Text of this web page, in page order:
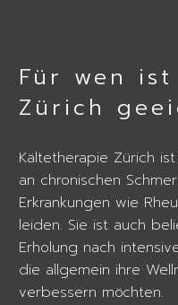
Für wen
Zürich
Kältetherapie Zürich
an chronischen
Erkrankungen wie
leiden. Sie ist auch
Erholung nach
die allgemein ihre
verbessern möchten.